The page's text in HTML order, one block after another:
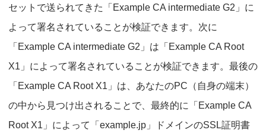
セットで送られてきた「Example CA intermediate G2」に
よって署名されていることが検証できます。次に
「Example CA intermediate G2」は「Example CA Root
X1」によって署名されていることが検証できます。最後の
「Example CA Root X1」は、あなたのPC（自身の端末）
の中から見つけ出されることで、最終的に「Example CA
Root X1」によって「example.jp」ドメインのSSL証明書